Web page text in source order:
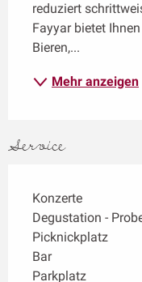
reduziert
Fayyar bietet
Bieren,...
Mehr anzeigen
Service
Konzerte
Degustation -
Picknickplatz
Bar
Parkplatz